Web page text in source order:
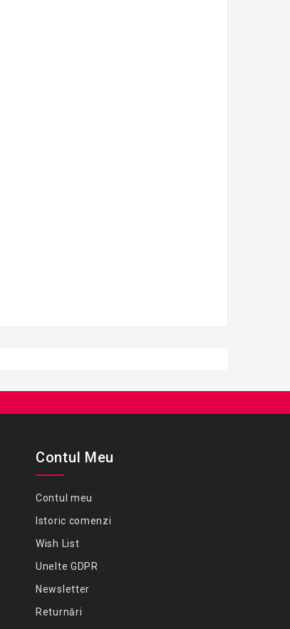
Contul Meu
Contul meu
Istoric comenzi
Wish List
Unelte GDPR
Newsletter
Returnări